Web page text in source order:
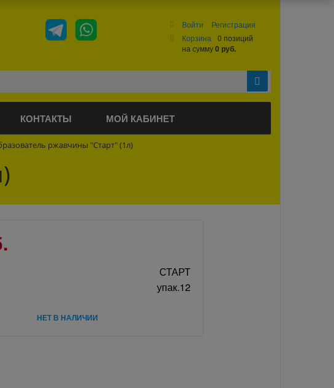
Войти
Регистрация
Корзина
0 позиций
на сумму0 руб.
КОНТАКТЫ МОЙ КАБИНЕТ
ржавчины "Старт" (1л)
СТАРТ
упак.12
НЕТ В НАЛИЧИИ